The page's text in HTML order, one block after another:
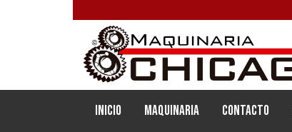
Inicio (current)
Maquinaria Contacto